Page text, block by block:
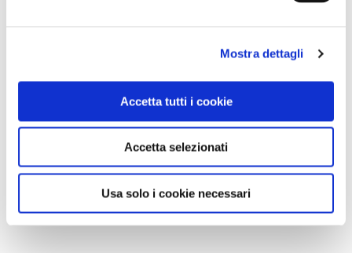
Mostra dettagli
Accetta tutti i cookie
Accetta selezionati
Usa solo i cookie necessari